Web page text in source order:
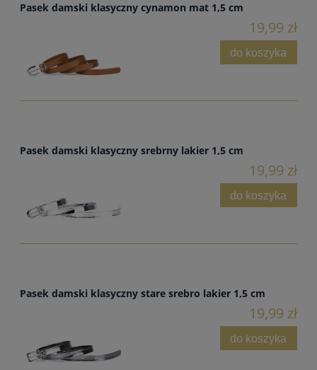
Pasek damski klasyczny cynamon mat 1,5 cm
19,99 zł
do koszyka
Pasek damski klasyczny srebrny lakier 1,5 cm
19,99 zł
do koszyka
Pasek damski klasyczny stare srebro lakier 1,5 cm
19,99 zł
do koszyka